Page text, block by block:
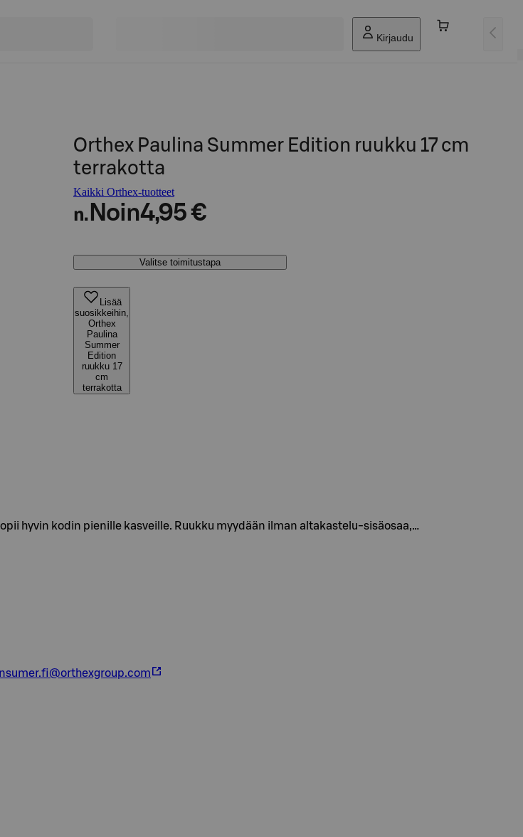
Kirjaudu
Orthex Paulina Summer Edition ruukku 17 cm
terrakotta
Kaikki Orthex-tuotteet
n. Noin4,95 €
Valitse toimitustapa
Lisää
suosikkeihin,
Orthex
Paulina
Summer
Edition
ruukku 17
cm
terrakotta
hyvin kodin pienille kasveille. Ruukku myydään ilman altakastelu-sisäosaa,…